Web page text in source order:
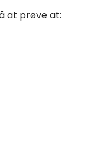
at prøve at: